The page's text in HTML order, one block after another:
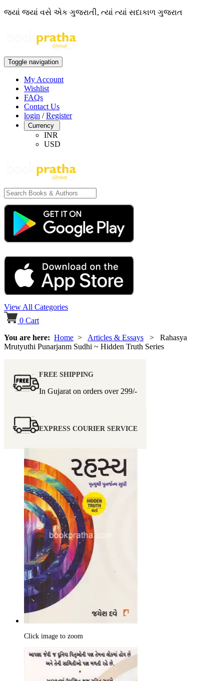
જ્યાં જ્યાં વસે એક ગુજરાતી, ત્યાં ત્યાં સદાકાળ ગુજરાત
Toggle navigation
My Account
Wishlist
FAQs
Contact Us
login /Register
Currency
INR
USD
View All Categories
0 Cart
You are here: Home > Articles & Essays > Rahasya
Mrutyuthi Punarjanm Sudhi ~ Hidden Truth Series
FREE SHIPPING
In Gujarat on orders over 299/-
EXPRESS COURIER SERVICE
Click image to zoom